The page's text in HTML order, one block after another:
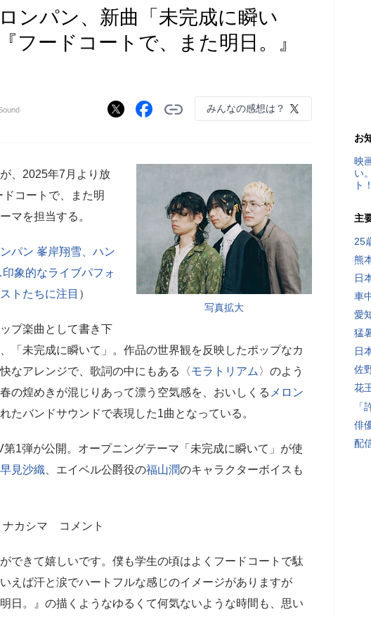
ンパン、新曲「未完成に瞬い
フードコートで、また明日。』
みんなの感想は？
写真拡大
が、2025年7月より放
コートで、また明
マを担当する。
パン 峯岸翔雪、ハン
象的なライブパフォ
トたちに注目 ）
プ楽曲として書き下
「未完成に瞬いて」。作品の世界観を反映したポップなカ
なアレンジで、歌詞の中にもある〈モラトリアム 〉のよう
の煌めきが混じりあって漂う空気感を、おいしくる メロン
たバンドサウンドで表現した1曲となっている。
1弾が公開。オープニングテーマ「未完成に瞬いて」が使
早見沙織 、エイベル公爵役の福山潤のキャラクターボイスも
ナカシマ コメント
できて嬉しいです。僕も学生の頃はよくフードコートで駄
えば汗と涙でハートフルな感じのイメージがありますが
日。』の描くようなゆるくて何気ないような時間も、思い
お
映
い
ト！
主
25
熊
日
車
愛
猛
日
佐
花
「
俳
配